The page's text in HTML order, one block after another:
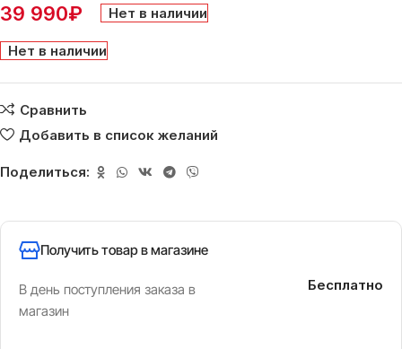
39 990₽ Нет в наличии
Нет в наличии
Сравнить
Добавить в список желаний
Поделиться:
Получить товар в магазине
В день поступления заказа в
магазин
Бесплатно